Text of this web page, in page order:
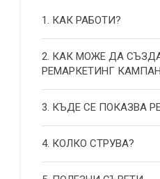
1. КАК РАБОТИ?
2. КАК МОЖЕ ДА
РЕМАРКЕТИНГ
3. КЪДЕ СЕ ПОКАЗВА
4. КОЛКО СТРУВА?